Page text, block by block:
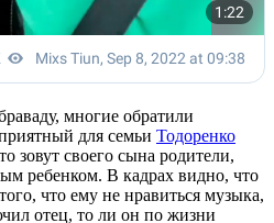
многие обратили
для семьи Тодоренко
зовут своего сына родители,
ребенком. В кадрах видно, что
что ему не нравиться музыка,
отец, то ли он по жизни